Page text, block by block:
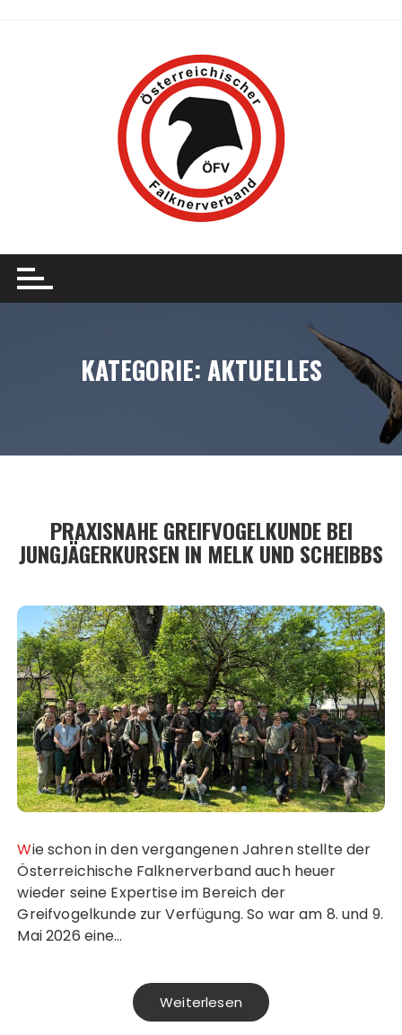
KATEGORIE:AKTUELLES
PRAXISNAHE GREIFVOGELKUNDE BEI
JUNGJÄGERKURSEN IN MELK UND SCHEIBBS
Wie schon in den vergangenen Jahren stellte der
Österreichische Falknerverband auch heuer
wieder seine Expertise im Bereich der
Greifvogelkunde zur Verfügung. So war am 8. und 9.
Mai 2026 eine…
Weiterlesen